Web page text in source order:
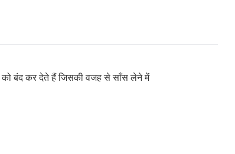
को बंद कर देते हैं जिसकी वजह से साँस लेने में